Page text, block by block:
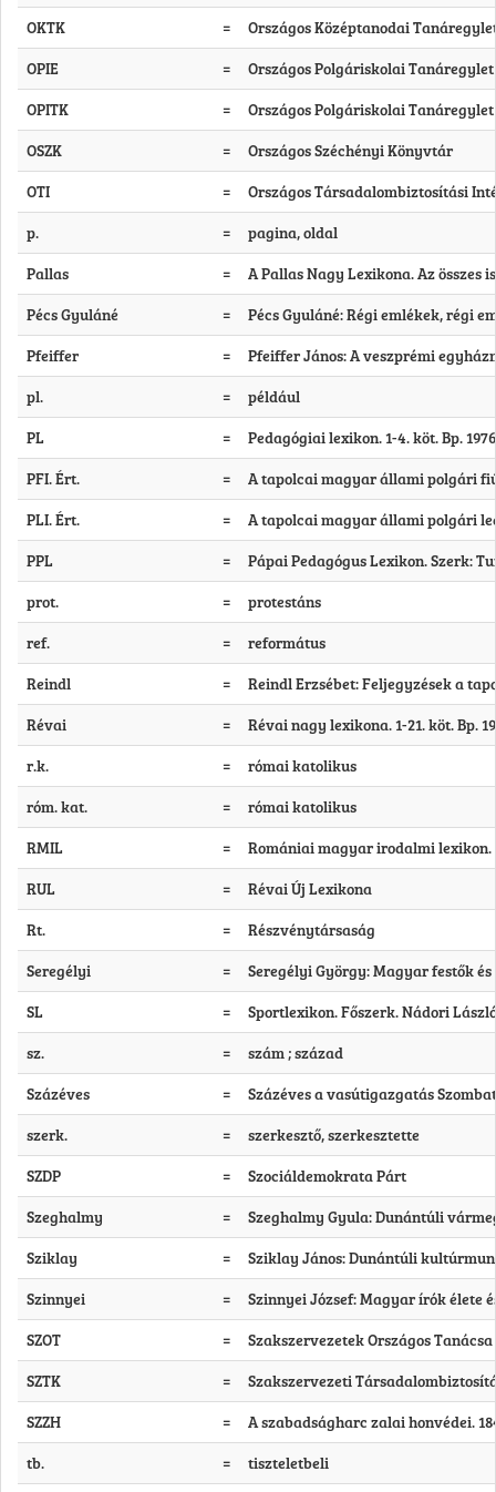
OKTK =
Országos Középtanodai
OPIE
=
Országos Polgáriskolai Tanáregylet
OPITK
=
Országos Polgáriskolai
OSZK
=
Országos Széchényi Könyvtár
OTI
=
Országos Társadalombiztosítási
p.
=
pagina, oldal
Pallas
=
A Pallas Nagy Lexikona. Az összes
Pécs Gyuláné
=
Pécs Gyuláné: Régi emlékek, régi
Pfeiffer
=
Pfeiffer János: A veszprémi
pl.
=
például
PL
=
Pedagógiai lexikon. 1-4. köt. Bp.
PFI. Ért.
=
A tapolcai magyar állami polgári
PLI. Ért.
=
A tapolcai magyar állami polgári
PPL
=
Pápai Pedagógus Lexikon. Szerk:
prot.
=
protestáns
ref.
=
református
Reindl
=
Reindl Erzsébet: Feljegyzések a
Révai
=
Révai nagy lexikona. 1-21. köt. Bp.
r.k.
=
római katolikus
róm. kat.
=
római katolikus
RMIL
=
Romániai magyar irodalmi lexikon.
RUL
=
Révai Új Lexikona
Rt.
=
Részvénytársaság
Seregélyi
=
Seregélyi György: Magyar festők
SL
=
Sportlexikon. Főszerk. Nádori
sz.
=
szám ; század
Százéves
=
Százéves a vasútigazgatás
szerk.
=
szerkesztő, szerkesztette
SZDP
=
Szociáldemokrata Párt
Szeghalmy
=
Szeghalmy Gyula: Dunántúli
Sziklay
=
Sziklay János: Dunántúli
Szinnyei
=
Szinnyei József: Magyar írók élete
SZOT
=
Szakszervezetek Országos Tanácsa
SZTK
=
Szakszervezeti
SZZH
=
A szabadságharc zalai honvédei.
tb.
=
tiszteletbeli